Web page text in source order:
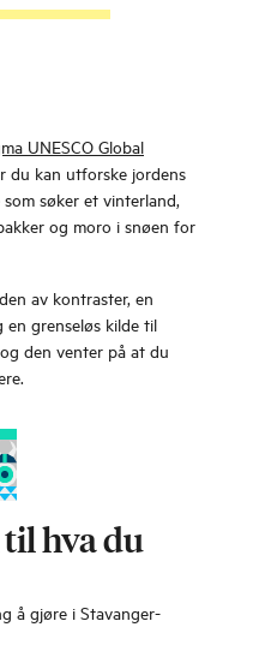
UNESCO Global
du kan utforske jordens
søker et vinterland,
og moro i snøen for
av kontraster, en
grenseløs kilde til
den venter på at du
hva du
å gjøre i Stavanger-